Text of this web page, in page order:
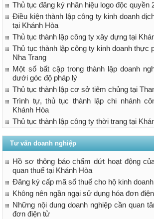
Thủ tục đăng ký nhãn hiệu logo độc quyền
Điều kiện thành lập công ty kinh doanh
tại Khánh Hòa
Thủ tục thành lập công ty xây dựng tại
Thủ tục thành lập công ty kinh doanh thực
Nha Trang
Một số bất cập trong thành lập doanh
dưới góc độ pháp lý
Thủ tục thành lập cơ sở tiêm chủng tại
Trình tự, thủ tục thành lập chi nhánh
Khánh Hòa
Thủ tục thành lập công ty thời trang tại
Tư vấn doanh nghiệp
Hồ sơ thông báo chấm dứt hoạt động
quan thuế tại Khánh Hòa
Đăng ký cấp mã số thuế cho hộ kinh
Không nên ngần ngại sử dụng hóa đơn
Những nội dung doanh nghiệp cần quan
đơn điện tử